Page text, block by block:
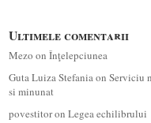
Ultimele comentarii
Mezo on Înţelepciunea
Guta Luiza Stefaniaon Serviciu
si minunat
povestitoron Legea echilibrului